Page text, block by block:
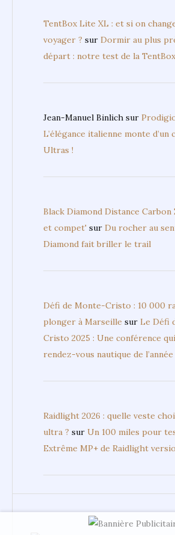
TentBox Lite XL : et si on
voyager ? sur Dormir au plus
départ : notre test de la
Jean-Manuel Binlich sur
L’élégance italienne monte d’un
Ultras !
Black Diamond Distance Carbon
et compet' sur Du rocher au
Diamond fait briller le trail
Défi de Monte-Cristo : 10 000
plonger à Marseille sur Le Défi
Cristo 2025 : Une conférence
rendez-vous nautique de
Raidlight 2026 : quelle veste
ultra ? sur Un 100 miles pour
Extrême MP+ de Raidlight